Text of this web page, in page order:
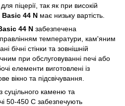
піцерії, так як при високій
Basic 44 N має низьку вартість.
44 N забезпечена
температури, кам'яним
стінки та зовнішній
при обслуговуванні печі або
елементи виготовлені із
вікно та підсвічування.
суцільного каменю та
50-450 С забезпечують